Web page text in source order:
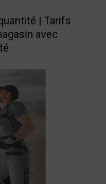
| Tarifs
avec